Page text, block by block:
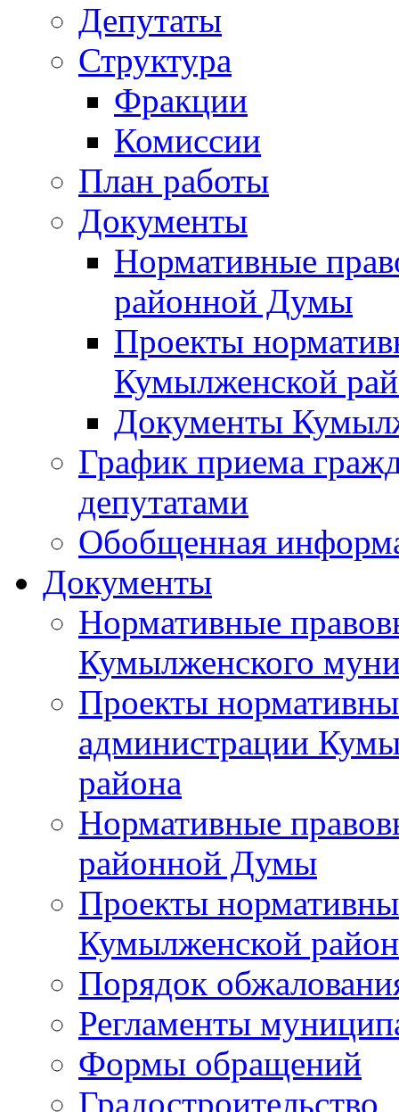
Депутаты
Структура
Фракции
Комиссии
План работы
Документы
Нормативные
районной Думы
Проекты
Кумылженской
Документы
График приема
депутатами
Обобщенная
Документы
Нормативные
Кумылженского
Проекты
администрации
района
Нормативные
районной Думы
Проекты
Кумылженской
Порядок
Регламенты
Формы обращений
Градостроительство